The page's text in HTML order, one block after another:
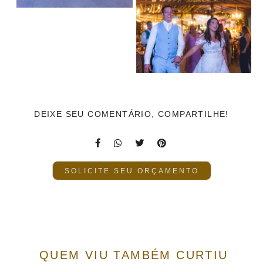
DEIXE SEU COMENTÁRIO, COMPARTILHE!
SOLICITE SEU ORÇAMENTO
QUEM VIU TAMBÉM CURTIU